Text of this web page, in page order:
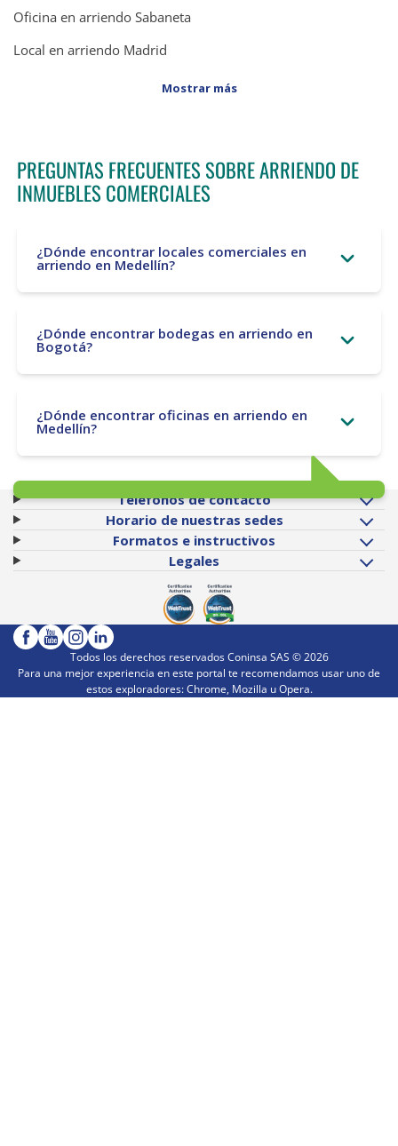
Oficina en arriendo Sabaneta
Local en arriendo Madrid
Mostrar más
PREGUNTAS FRECUENTES SOBRE ARRIENDO DE
INMUEBLES COMERCIALES
¿Dónde encontrar locales comerciales en
arriendo en Medellín?
¿Dónde encontrar bodegas en arriendo en
Bogotá?
¿Dónde encontrar oficinas en arriendo en
Medellín?
Teléfonos de contacto
Horario de nuestras sedes
Formatos e instructivos
Legales
Todos los derechos reservados Coninsa SAS ©2026
Para una mejor experiencia en este portal te recomendamos usar uno de
estos exploradores: Chrome, Mozilla u Opera.